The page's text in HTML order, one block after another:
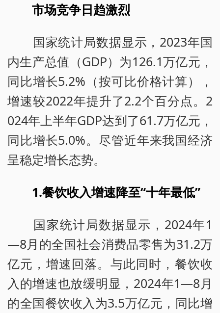
市场竞争日趋激烈
国家统计局数据显示，2023年国
内生产总值（GDP）为126.1万亿元，
同比增长5.2%（按可比价格计算），
增速较2022年提升了2.2个百分点。2
024年上半年GDP达到了61.7万亿元，
同比增长5.0%。尽管近年来我国经济
呈稳定增长态势。
1.餐饮收入增速降至“十年最低”
国家统计局数据显示，2024年1
—8月的全国社会消费品零售为31.2万
亿元，增速回落。与此同时，餐饮收
入的增速也放缓明显，2024年1—8月
的全国餐饮收入为3.5万亿元，同比增